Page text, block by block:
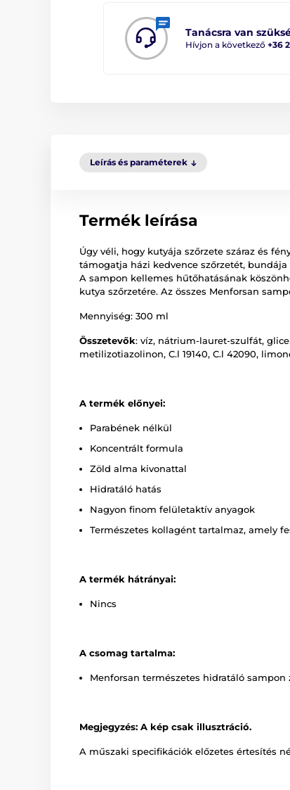
Tanácsra van
Hívjon a következő +36
Leírás és paraméterek
Termék leírása
Úgy véli, hogy kutyája szőrzete száraz és
támogatja házi kedvence szőrzetét,
A sampon kellemes hűtőhatásának
kutya szőrzetére. Az összes Menforsan
Mennyiség: 300 ml
Összetevők: víz, nátrium-lauret-szulfát,
metilizotiazolinon, C.l 19140, C.l 42090,
A termék előnyei:
Parabének nélkül
Koncentrált formula
Zöld alma kivonattal
Hidratáló hatás
Nagyon finom felületaktív anyagok
Természetes kollagént tartalmaz, amely
A termék hátrányai:
Nincs
A csomag tartalma:
Menforsan természetes hidratáló sampon
Megjegyzés: A kép csak illusztráció.
A műszaki specifikációk előzetes értesítés